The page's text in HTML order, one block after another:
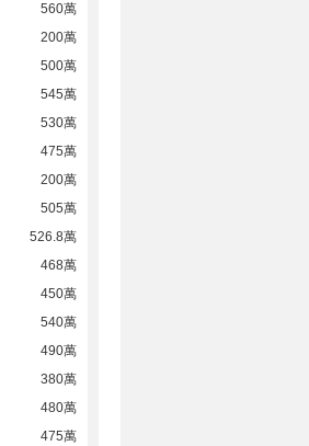
560萬
200萬
500萬
545萬
530萬
475萬
200萬
505萬
526.8萬
468萬
450萬
540萬
490萬
380萬
480萬
475萬